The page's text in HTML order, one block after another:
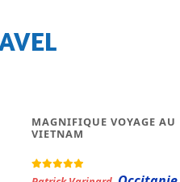
SUPERBE VOYAGE DE 3
SEMAINES AU VIETNAM
Anne Rochon du Berdier Dorisse